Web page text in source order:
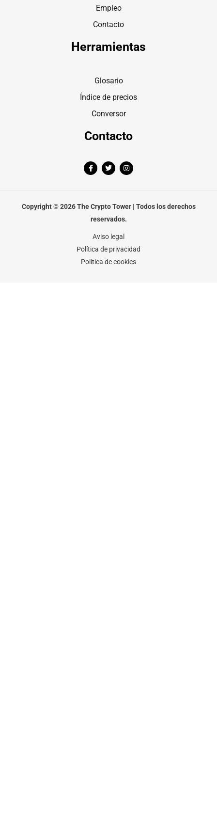
Empleo
Contacto
Herramientas
Glosario
Índice de precios
Conversor
Contacto
F
a
o
-
T
w
r
I
n
r
m
Copyright © 2026 The Crypto Tower | Todos los derechos
reservados.
Aviso legal
Política de privacidad
Política de cookies